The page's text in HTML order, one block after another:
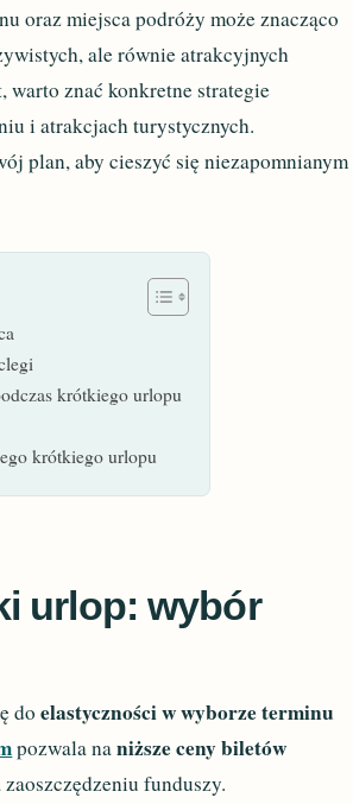
oraz miejsca podróży może znacząco
ale równie atrakcyjnych
znać konkretne strategie
i atrakcjach turystycznych.
plan, aby cieszyć się niezapomnianym
krótkiego urlopu
krótkiego urlopu
urlop: wybór
doelastyczności w wyborze terminu
pozwala naniższe ceny biletów
funduszy.